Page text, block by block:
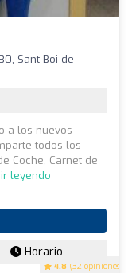
4.8 (32 opiniones)
Sant Boi de
a los nuevos
todos los
Coche, Carnet de
leyendo
Horario